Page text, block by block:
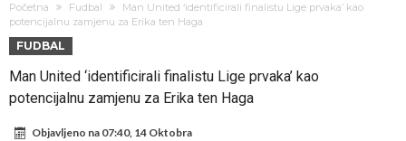
napokon poznat
Engleski reprezentativac optužen za napad u noćnom klubu
Suđenje o smrti Maradone: Noge su mu bile natečene, nije se htio
oprati
Ko je uvjerio Rodrija da izabere Barcelonu?
Početna Fudbal
Man United ‘identificirali finalistu Lige prvaka’ kao
potencijalnu zamjenu za Erika ten Haga
FUDBAL
Man United ‘identificirali finalistu Lige prvaka’ kao
potencijalnu zamjenu za Erika ten Haga
Objavljeno na 07:40, 14 Oktobra